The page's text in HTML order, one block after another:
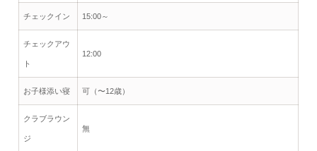
チェックイン 15:00～
チェックアウ
ト
12:00
お子様添い寝 可（〜12歳）
クラブラウン
ジ
無